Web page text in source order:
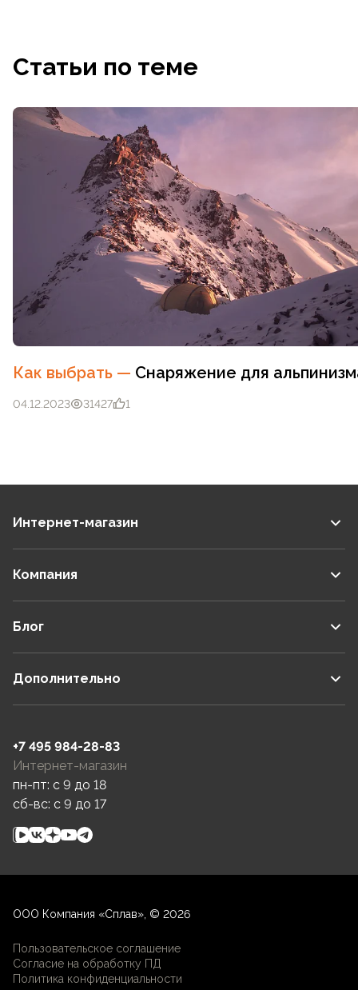
Статьи по теме
Как выбрать — Снаряжение для
04.12.2023 31427 1
Интернет-магазин
Компания
Блог
Дополнительно
+7 495 984-28-83
Интернет-магазин
пн-пт: c 9 до 18
сб-вс: c 9 до 17
ООО Компания «Сплав», © 2026
Пользовательское соглашение
Согласие на обработку ПД
Политика конфиденциальности